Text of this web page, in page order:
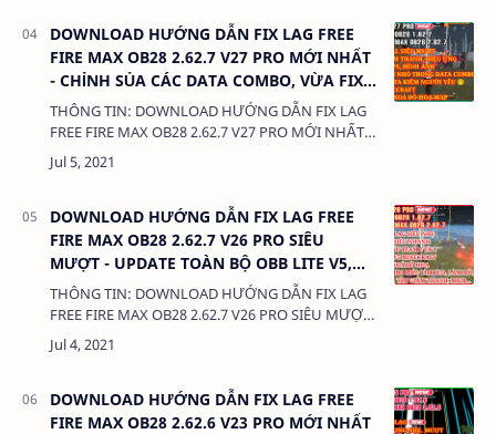
DOWNLOAD HƯỚNG DẪN FIX LAG FREE
FIRE MAX OB28 2.62.7 V27 PRO MỚI NHẤT
- CHỈNH SỦA CÁC DATA COMBO, VỪA FIX
LAG VỪA HỖ TRỢ LEO RANK
THÔNG TIN: DOWNLOAD HƯỚNG DẪN FIX LAG
FREE FIRE MAX OB28 2.62.7 V27 PRO MỚI NHẤT -
CHỈNH SỦA CÁC DATA COMBO, VỪA FIX LAG VỪA
DOWNLOAD HƯỚNG DẪN FIX LAG FREE
FIRE MAX OB28 2.62.7 V26 PRO SIÊU
MƯỢT - UPDATE TOÀN BỘ OBB LITE V5,
FIX LỖI DATA CÀI THÊM
THÔNG TIN: DOWNLOAD HƯỚNG DẪN FIX LAG
FREE FIRE MAX OB28 2.62.7 V26 PRO SIÊU MƯỢT
- UPDATE TOÀN BỘ OBB LITE V5, FIX LỖI DATA
DOWNLOAD HƯỚNG DẪN FIX LAG FREE
FIRE MAX OB28 2.62.6 V23 PRO MỚI NHẤT